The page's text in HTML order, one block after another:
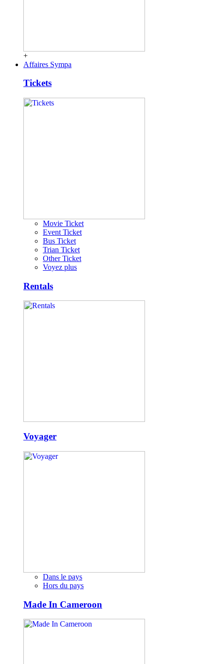
+
Affaires Sympa
Tickets
Movie Ticket
Event Ticket
Bus Ticket
Trian Ticket
Other Ticket
Voyez plus
Rentals
Voyager
Dans le pays
Hors du pays
Made In Cameroon